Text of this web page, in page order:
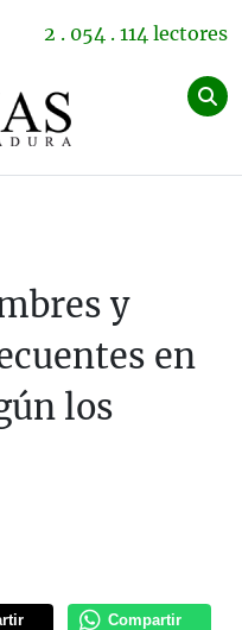
2 . 054 . 114 lectores
y
en
los
Compartir